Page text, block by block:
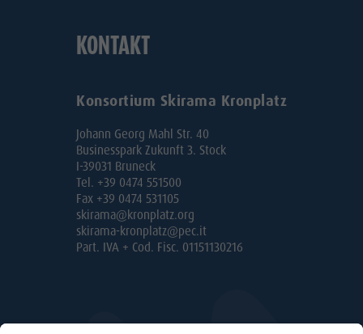
KONTAKT
Konsortium Skirama Kronplatz
Johann Georg Mahl Str. 40
Businesspark Zukunft 3. Stock
I-39031 Bruneck
Tel. +39 0474 551500
Fax +39 0474 531105
skirama@kronplatz.org
skirama-kronplatz@pec.it
Part. IVA + Cod. Fisc. 01151130216